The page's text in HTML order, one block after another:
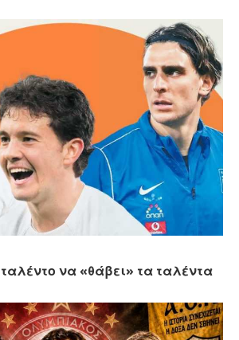
να «θάβει» τα ταλέντα